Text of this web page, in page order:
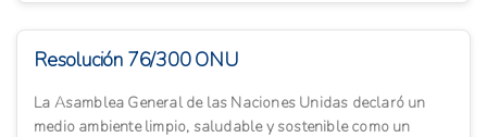
Resolución 76/300 ONU
La Asamblea General de las Naciones Unidas declaró un
medio ambiente limpio, saludable y sostenible como un